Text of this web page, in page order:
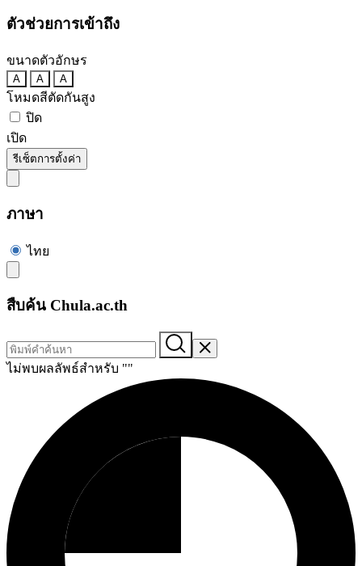
ตัวช่วยการเข้าถึง
ขนาดตัวอักษร
A A A
โหมดสีตัดกันสูง
ปิด
เปิด
รีเซ็ตการตั้งค่า
ภาษา
ไทย
สืบค้น Chula.ac.th
ไม่พบผลลัพธ์สำหรับ ""